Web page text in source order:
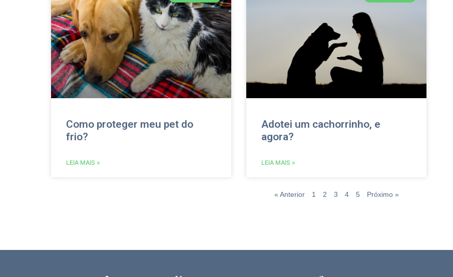
Como proteger meu pet do
frio?
LEIA MAIS »
Adotei um cachorrinho, e
agora?
LEIA MAIS »
« Anterior 1 2 3 4 5 Próximo »